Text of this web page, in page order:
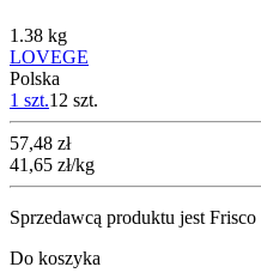
1.38 kg
LOVEGE
Polska
1 szt.12 szt.
Cena
57,48 zł
41,65 zł/kg
Sprzedawcą produktu jest
Do koszyka